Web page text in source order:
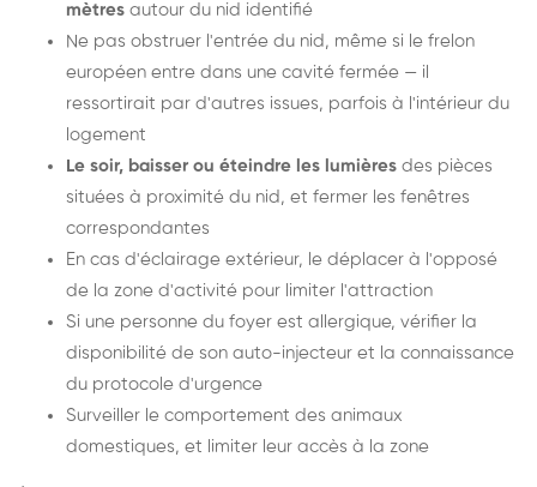
mètres autour du nid identifié
Ne pas obstruer l'entrée du nid, même si le frelon
européen entre dans une cavité fermée — il
ressortirait par d'autres issues, parfois à l'intérieur du
logement
Le soir, baisser ou éteindre les lumières des pièces
situées à proximité du nid, et fermer les fenêtres
correspondantes
En cas d'éclairage extérieur, le déplacer à l'opposé
de la zone d'activité pour limiter l'attraction
Si une personne du foyer est allergique, vérifier la
disponibilité de son auto-injecteur et la connaissance
du protocole d'urgence
Surveiller le comportement des animaux
domestiques, et limiter leur accès à la zone